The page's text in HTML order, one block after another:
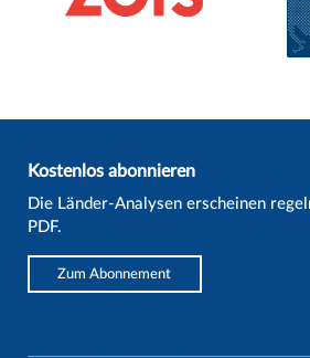
Kostenlos abonnieren
Die Länder-Analysen erscheinen
PDF.
Zum Abonnement